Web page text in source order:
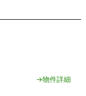
→物件詳細